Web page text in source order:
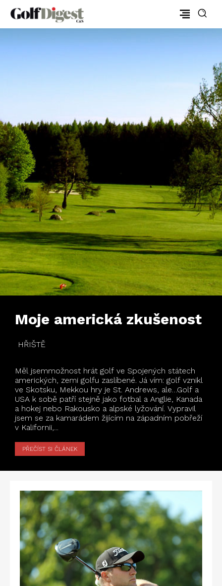
Moje americká zkušenost
HŘIŠTĚ
Měl jsemmožnost hrát golf ve Spojených státech
amerických, zemi golfu zaslíbené. Já vím: golf vznikl
ve Skotsku, Mekkou hry je St. Andrews, ale…Golf a
USA k sobě patří stejně jako fotbal a Anglie, Kanada
a hokej nebo Rakousko a alpské lyžování. Vypravil
jsem se za kamarádem žijícím na západním pobřeží
v Kalifornii,...
PŘEČÍST SI ČLÁNEK